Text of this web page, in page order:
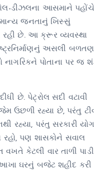
ડીઝલના આસમાને
જનતાનું ખિસ્સું
રહી છે. આ ક્રૂર વ્યવસ્થા
અસલી બળતણ
પોતાના પર જ
છે. પેટ્રોલ સદી વટાવી
ઉછળી રહ્યા છે, પરંતુ
રહ્યા, પરંતુ સરકારી યોગ
રહો, પણ શાસકોને સવાલ
કેટલી વાર તાળી પાડી
આખા ઘરનું બજેટ શહીદ કરી